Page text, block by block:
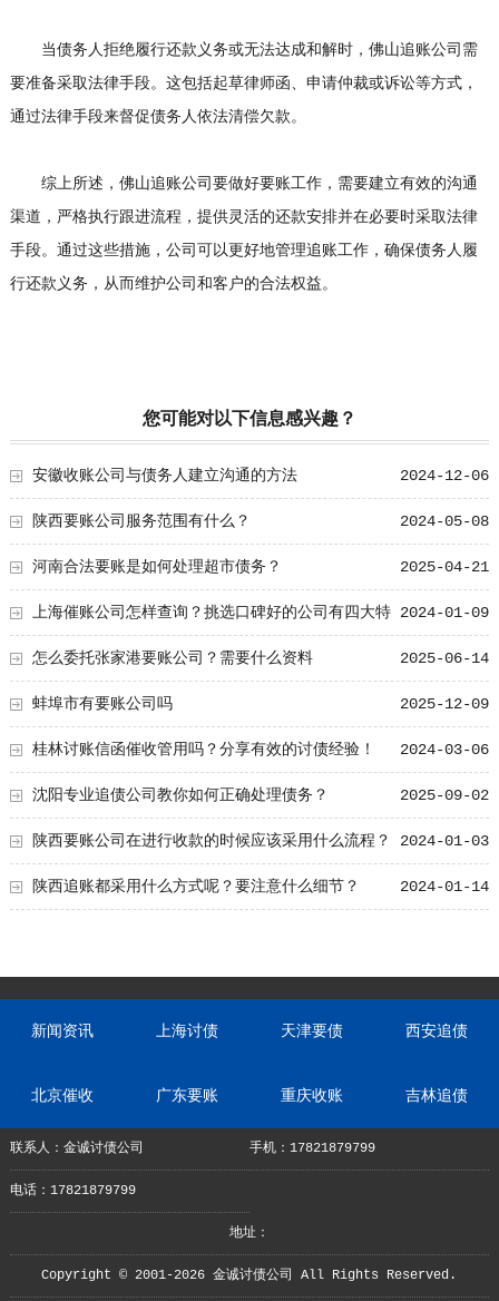
当债务人拒绝履行还款义务或无法达成和解时，佛山追账公司需
要准备采取法律手段。这包括起草律师函、申请仲裁或诉讼等方式，
通过法律手段来督促债务人依法清偿欠款。
综上所述，佛山追账公司要做好要账工作，需要建立有效的沟通
渠道，严格执行跟进流程，提供灵活的还款安排并在必要时采取法律
手段。通过这些措施，公司可以更好地管理追账工作，确保债务人履
行还款义务，从而维护公司和客户的合法权益。
您可能对以下信息感兴趣？
2024-12-06
安徽收账公司与债务人建立沟通的方法
2024-05-08
陕西要账公司服务范围有什么？
2025-04-21
河南合法要账是如何处理超市债务？
2024-01-09
上海催账公司怎样查询？挑选口碑好的公司有四大特
点 2025-06-14
怎么委托张家港要账公司？需要什么资料
2025-12-09
蚌埠市有要账公司吗
2024-03-06
桂林讨账信函催收管用吗？分享有效的讨债经验！
2025-09-02
沈阳专业追债公司教你如何正确处理债务？
2024-01-03
陕西要账公司在进行收款的时候应该采用什么流程？
2024-01-14
陕西追账都采用什么方式呢？要注意什么细节？
新闻资讯 上海讨债 天津要债 西安追债
北京催收 广东要账 重庆收账 吉林追债
联系人：金诚讨债公司 手机：17821879799
电话：17821879799
地址：
Copyright © 2001-2026 金诚讨债公司 All Rights Reserved.